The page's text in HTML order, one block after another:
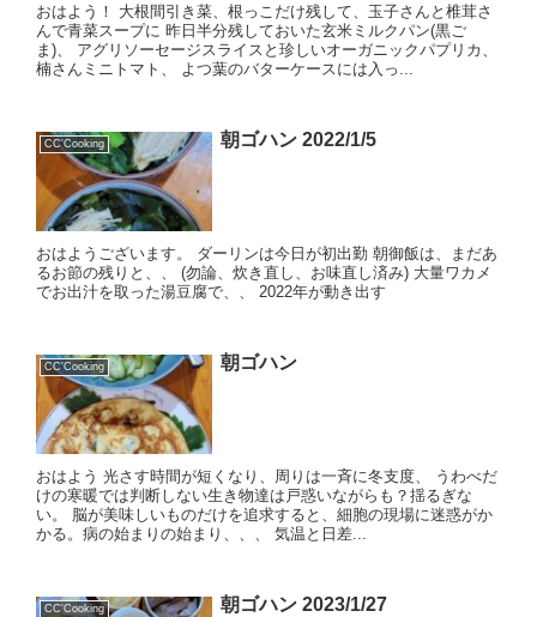
おはよう！ 大根間引き菜、根っこだけ残して、玉子さんと椎茸さ
んで青菜スープに 昨日半分残しておいた玄米ミルクパン(黒ご
ま)、 アグリソーセージスライスと珍しいオーガニックパプリカ、
楠さんミニトマト、 よつ葉のバターケースには入っ...
CC'Cooking 朝ゴハン 2022/1/5
おはようございます。 ダーリンは今日が初出勤 朝御飯は、まだあ
るお節の残りと、、 (勿論、炊き直し、お味直し済み) 大量ワカメ
でお出汁を取った湯豆腐で、、 2022年が動き出す
CC'Cooking 朝ゴハン
おはよう 光さす時間が短くなり、周りは一斉に冬支度、 うわべだ
けの寒暖では判断しない生き物達は戸惑いながらも？揺るぎな
い。 脳が美味しいものだけを追求すると、細胞の現場に迷惑がか
かる。病の始まりの始まり、、、 気温と日差...
CC'Cooking 朝ゴハン 2023/1/27